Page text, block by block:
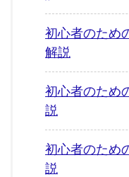
初心者のた
解説
初心者のた
説
初心者のた
説